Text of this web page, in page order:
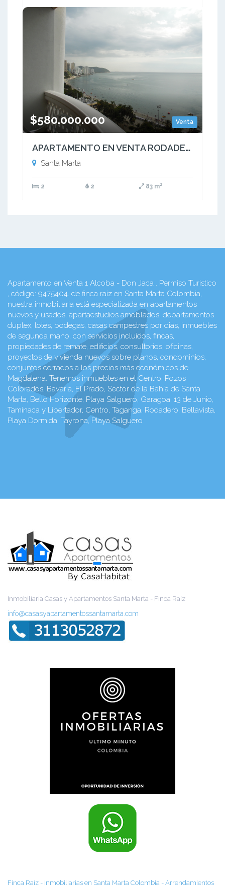
Venta
$580.000.000
APARTAMENTO EN VENTA RODADERO TRADICIONAL SANTA MARTA
Santa Marta
2 2 83 m²
Apartamento en Venta 1 Alcoba - Don Jaca . Permiso Turistico
, código: 9475404. de finca raíz en Santa Marta Colombia,
nuestra inmobiliaria está especializada en apartamentos
nuevos y usados, apartaestudios amoblados, departamentos
duplex, lotes, bodegas, casas campestres por dias, inmuebles
de segunda mano, con servicios incluidos, fincas,
propiedades de remate, edificios, consultorios, oficinas,
proyectos de vivienda nuevos sobre planos, condominios,
conjuntos cerrados a los precios más económicos de
Magdalena. Tenemos inmuebles en el Centro, Pozos
Colorados, Bavaria, El Prado, Sector de la Bahía de Santa
Marta, Bello Horizonte, Playa Salguero, Garagoa, 13 de Junio,
Taminaca y Libertador, Centro, Taganga, Rodadero, Bellavista,
Playa Dormida, Tayrona, Playa Salguero
Inmobiliaria Casas y Apartamentos Santa Marta - Finca Raíz
info@casasyapartamentossantamarta.com
Finca Raíz - Inmobiliarias en Santa Marta Colombia - Arrendamientos